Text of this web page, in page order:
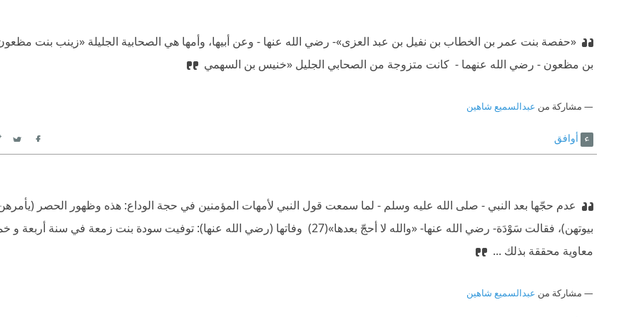
«حفصة بنت عمر بن الخطاب بن نفيل بن عبد العزى»- رضي الله عنها - وعن أبيها، وأمها هي الصحابية الجليلة «زينب بنت
بن مظعون - رضي الله عنهما - ‫ كانت متزوجة من الصحابي الجليل «خنيس بن السهمي
مشاركة من عبدالسميع شاهين
أوافق
عدم حجّها بعد النبي - صلى الله عليه وسلم - لما سمعت قول النبي لأمهات المؤمنين في حجة الوداع: هذه وظهور الحصر
بيوتهن)، فقالت سَوْدَة- رضي الله عنها- «والله لا أحجّ بعدها»(27) ‫ وفاتها (رضي الله عنها): توفيت سودة بنت زمعة
معاوية محققة بذلك ...
مشاركة من عبدالسميع شاهين